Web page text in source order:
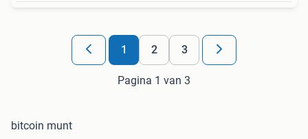
1 2 3
Pagina 1 van 3
bitcoin munt